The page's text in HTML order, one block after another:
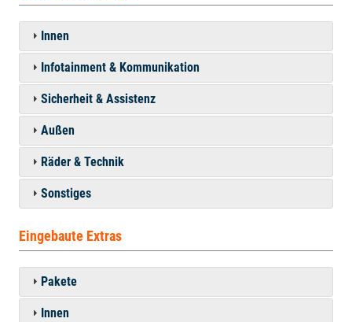
Innen
Infotainment & Kommunikation
Sicherheit & Assistenz
Außen
Räder & Technik
Sonstiges
Eingebaute Extras
Pakete
Innen